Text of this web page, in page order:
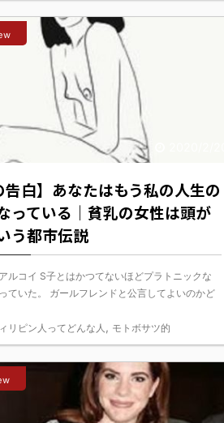
告白】あなたはもう私の人生の
っている｜貧乳の女性は頭が
う都市伝説
ルコイ S子とはかつてないほどプラトニックな
ていた。 ガールフレンドと公言してよいのかど
リピン人ってどんな人 , モトボサツ的